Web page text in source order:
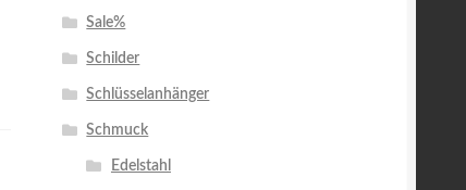
Sale%
Schilder
Schlüsselanhänger
Schmuck
Edelstahl